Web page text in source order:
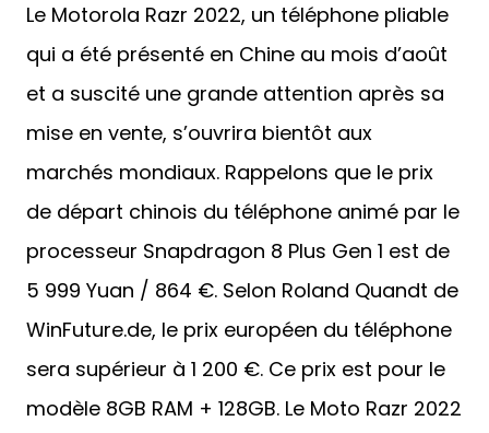
Le Motorola Razr 2022, un téléphone pliable
qui a été présenté en Chine au mois d’août
et a suscité une grande attention après sa
mise en vente, s’ouvrira bientôt aux
marchés mondiaux. Rappelons que le prix
de départ chinois du téléphone animé par le
processeur Snapdragon 8 Plus Gen 1 est de
5 999 Yuan / 864 €. Selon Roland Quandt de
WinFuture.de, le prix européen du téléphone
sera supérieur à 1 200 €. Ce prix est pour le
modèle 8GB RAM + 128GB. Le Moto Razr 2022